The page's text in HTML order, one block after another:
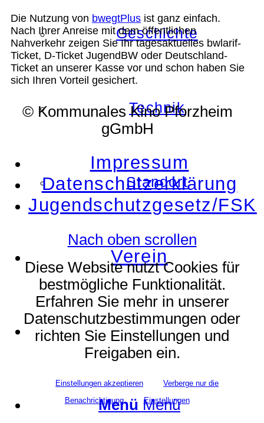
Geschichte
Technik
Standort
Verein
Suche
Menü Menü
Die Nutzung von bwegtPlus ist ganz einfach.
Nach Ihrer Anreise mit dem öffentlichen
Nahverkehr zeigen Sie Ihr tagesaktuelles bwlarif-
Ticket, D-Ticket JugendBW oder Deutschland-
Ticket an unserer Kasse vor und schon haben Sie
sich Ihren Vorteil gesichert.
© Kommunales Kino Pforzheim
gGmbH
Impressum
Datenschutzerklärung
Jugendschutzgesetz/FSK
Nach oben scrollen
Diese Website nutzt Cookies für
bestmögliche Funktionalität.
Erfahren Sie mehr in unserer
Datenschutzbestimmungen oder
richten Sie Einstellungen und
Freigaben ein.
Einstellungen akzeptieren
Verberge nur die
Benachrichtigung
Einstellungen